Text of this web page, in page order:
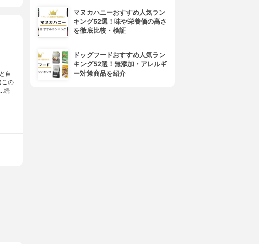
自
この
続
マヌカハニーおすすめ人気ラン
キング52選！味や栄養価の高さ
を徹底比較・検証
ドッグフードおすすめ人気ラン
キング52選！無添加・アレルギ
ー対策商品を紹介